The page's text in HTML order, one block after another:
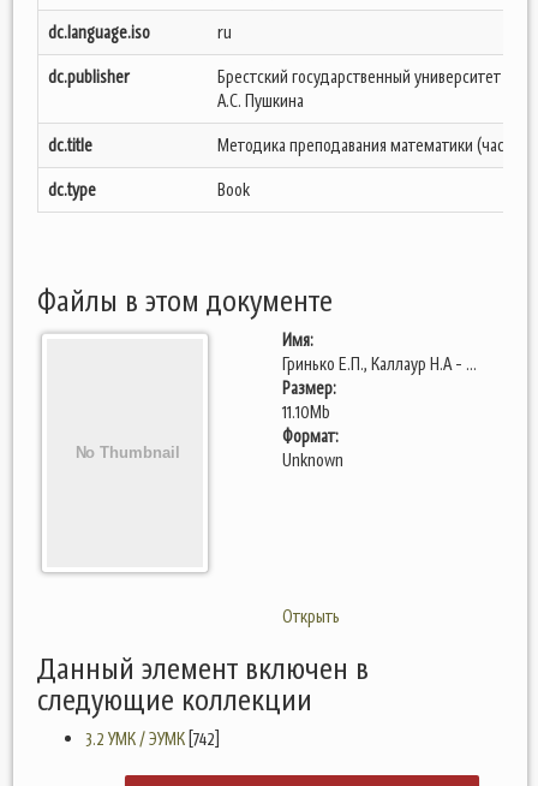
dc.language.iso
ru
dc.publisher
Брестский государственный университет
А.С. Пушкина
dc.title
Методика преподавания математики (часть III)
dc.type
Book
Файлы в этом документе
Имя:
Гринько Е.П., Каллаур Н.А - ...
Размер:
11.10Mb
Формат:
Unknown
Открыть
Данный элемент включен в
следующие коллекции
3.2 УМК / ЭУМК [742]